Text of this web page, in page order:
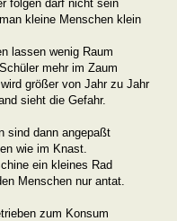
folgen darf nicht sein
kleine Menschen klein
lassen wenig Raum
mehr im Zaum
größer von Jahr zu Jahr
sieht die Gefahr.
sind dann angepaßt
wie im Knast.
ein kleines Rad
Menschen nur antat.
zum Konsum